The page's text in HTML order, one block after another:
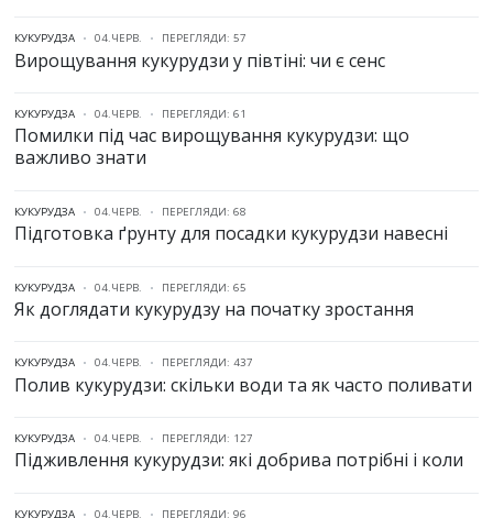
КУКУРУДЗА 04.ЧЕРВ. ПЕРЕГЛЯДИ: 57
Вирощування кукурудзи у півтіні: чи є сенс
КУКУРУДЗА 04.ЧЕРВ. ПЕРЕГЛЯДИ: 61
Помилки під час вирощування кукурудзи: що
важливо знати
КУКУРУДЗА 04.ЧЕРВ. ПЕРЕГЛЯДИ: 68
Підготовка ґрунту для посадки кукурудзи навесні
КУКУРУДЗА 04.ЧЕРВ. ПЕРЕГЛЯДИ: 65
Як доглядати кукурудзу на початку зростання
КУКУРУДЗА 04.ЧЕРВ. ПЕРЕГЛЯДИ: 437
Полив кукурудзи: скільки води та як часто поливати
КУКУРУДЗА 04.ЧЕРВ. ПЕРЕГЛЯДИ: 127
Підживлення кукурудзи: які добрива потрібні і коли
КУКУРУДЗА 04.ЧЕРВ. ПЕРЕГЛЯДИ: 96